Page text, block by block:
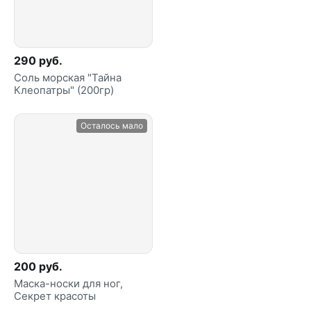
290 руб.
Соль морская "Тайна
Клеопатры" (200гр)
Осталось мало
200 руб.
Маска-носки для ног,
Секрет красоты